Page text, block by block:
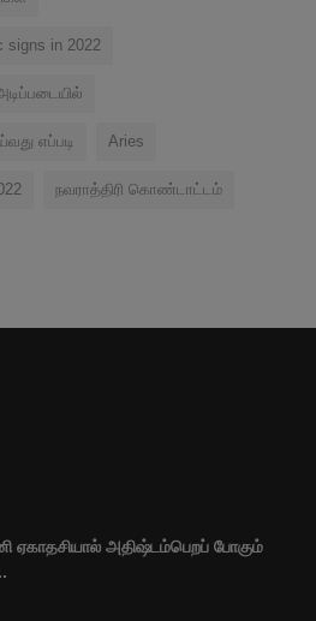
signs in 2022
எப்படி Aries
நவராத்திரி கொண்டாட்டம்
ஏகாதசியால் அதிஷ்டம்பெறப் போகும்